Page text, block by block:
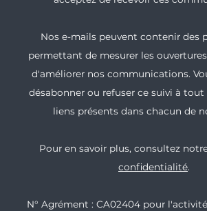
Nos e-mails peuvent contenir des
permettant de mesurer les
d'améliorer nos communications.
désabonner ou refuser ce suivi à
liens présents dans chacun de
Pour en savoir plus, consultez
confidentialité.
N° Agrément : CA02404 pour